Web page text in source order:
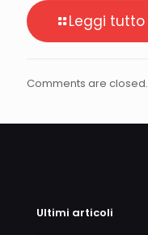
Leggi tutto
Comments are closed.
Ultimi articoli